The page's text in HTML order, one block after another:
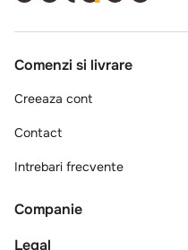
Comenzi si livrare
Creeaza cont
Contact
Intrebari frecvente
Companie
Legal